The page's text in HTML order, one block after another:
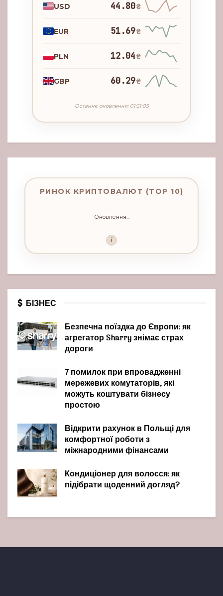
USD 44.80₴
EUR 51.69₴
PLN 12.04₴
GBP 60.29₴
Останнє оновлення: 01:21:05
РИНОК КРИПТОВАЛЮТ (TOP 10)
Оновлення...
i
БІЗНЕС
Безпечна поїздка до Європи: як
агрегатор Sharry знімає страх
дороги
7 помилок при впровадженні
мережевих комутаторів, які
можуть коштувати бізнесу
простою
Відкрити рахунок в Польщі для
комфортної роботи з
міжнародними фінансами
Кондиціонер для волосся: як
підібрати щоденний догляд?